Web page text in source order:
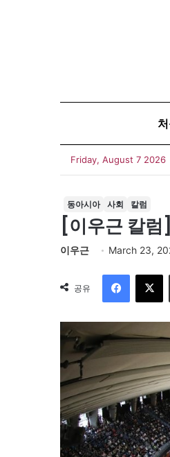
Friday, August 7 2026
동아시아 사회 칼럼
[이우근 칼
이우근 March 23,
공유